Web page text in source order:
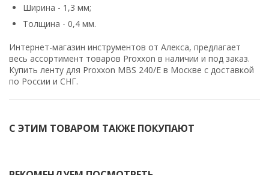
Ширина - 1,3 мм;
Толщина - 0,4 мм.
Интернет-магазин инструментов от Алекса, предлагает
весь ассортимент товаров Proxxon в наличии и под заказ.
Купить ленту для Proxxon MBS 240/E в Москве с доставкой
по России и СНГ.
С ЭТИМ ТОВАРОМ ТАКЖЕ ПОКУПАЮТ